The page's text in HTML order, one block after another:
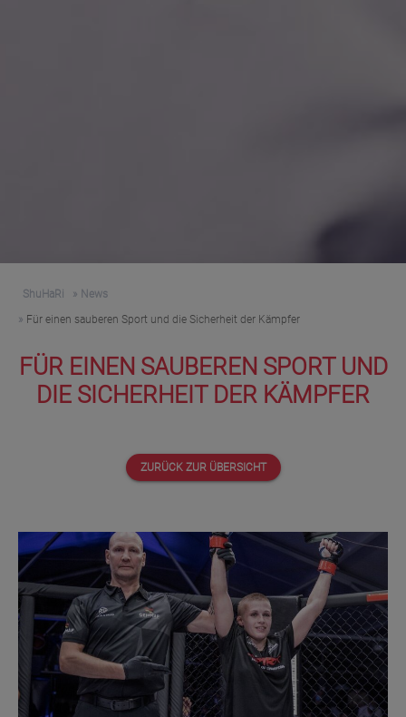
ShuHaRi
News
Für einen sauberen Sport und die Sicherheit der Kämpfer
FÜR EINEN SAUBEREN SPORT UND
DIE SICHERHEIT DER KÄMPFER
ZURÜCK ZUR ÜBERSICHT